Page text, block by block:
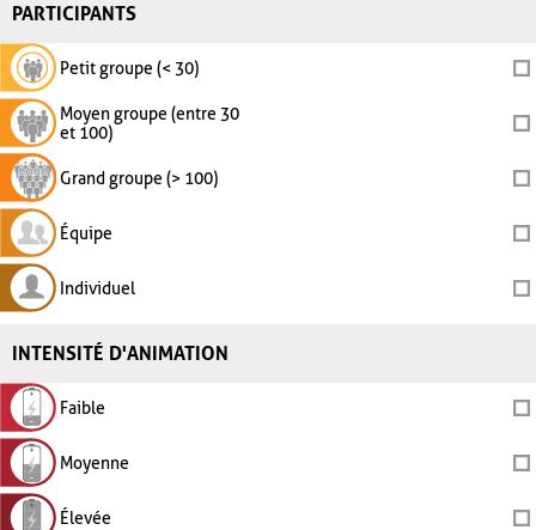
PARTICIPANTS
Petit groupe (< 30)
Moyen groupe (entre 30
et 100)
Grand groupe (> 100)
Équipe
Individuel
INTENSITÉ D'ANIMATION
Faible
Moyenne
Élevée